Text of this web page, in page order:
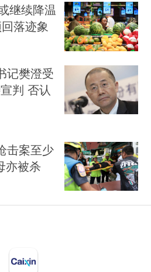
继续降温
落迹象
记樊澄受
判 否认
击案至少
亦被杀